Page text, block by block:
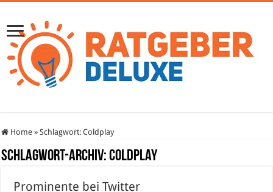
Home » Schlagwort:Coldplay
Schlagwort-Archiv:Coldplay
Prominente bei Twitter